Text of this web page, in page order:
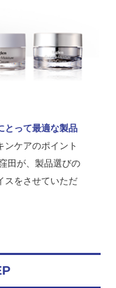
とって最適な製品
ンケアのポイント
田が、製品選びの
スをさせていただ